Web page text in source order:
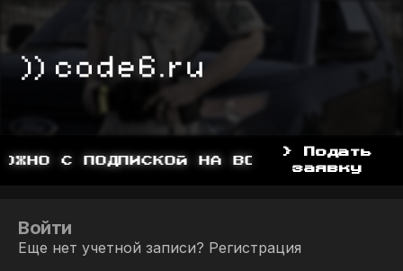
С ПОДПИСКОЙ НА BOOSTY,
> Подать
заявку
Войти
Еще нет учетной записи? Регистрация